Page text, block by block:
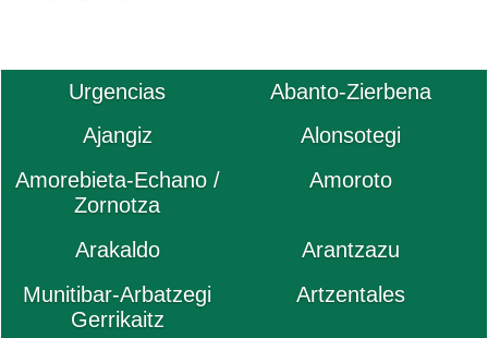
Urgencias
Abanto-Zierbena
Ajangiz
Alonsotegi
Amorebieta-Echano /
Zornotza
Amoroto
Arakaldo
Arantzazu
Munitibar-Arbatzegi
Gerrikaitz
Artzentales